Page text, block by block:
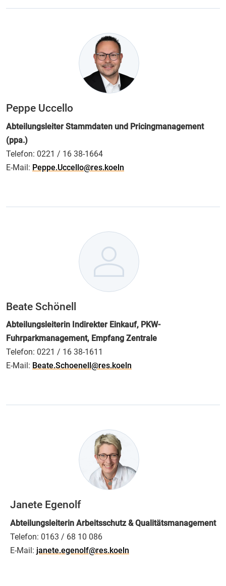
Peppe Uccello
Abteilungsleiter Stammdaten und Pricingmanagement
(ppa.)
Telefon: 0221 / 16 38-1664
E-Mail: Peppe.Uccello@res.koeln
Beate Schönell
Abteilungsleiterin Indirekter Einkauf, PKW-
Fuhrparkmanagement, Empfang Zentrale
Telefon: 0221 / 16 38-1611
E-Mail: Beate.Schoenell@res.koeln
Janete Egenolf
Abteilungsleiterin Arbeitsschutz & Qualitätsmanagement
Telefon: 0163 / 68 10 086
E-Mail: janete.egenolf@res.koeln